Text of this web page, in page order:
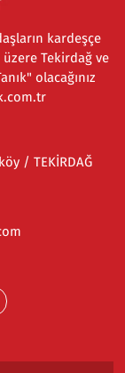
kardeşçe
üzere Tekirdağ ve
olacağınız
/ TEKİRDAĞ